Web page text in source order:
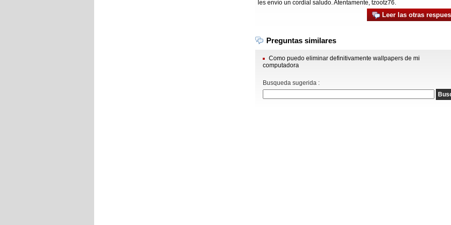
les envío un cordial saludo. Atentamente, tzootz76.
Leer las otras
Preguntas similares
Como puedo eliminar definitivamente wallpapers de mi
computadora
Busqueda sugerida :